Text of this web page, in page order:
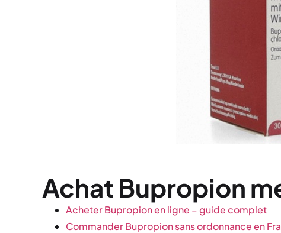
Achat Bupropion
Acheter Bupropion en ligne – guide complet
Commander Bupropion sans ordonnance en